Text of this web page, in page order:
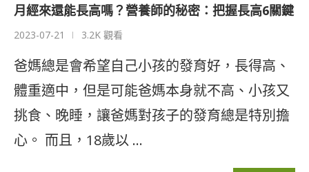
月經來還能長高嗎？營養師的秘密：把握長高6關鍵
2023-07-21 3.2K 觀看
爸媽總是會希望自己小孩的發育好，長得高、
體重適中，但是可能爸媽本身就不高、小孩又
挑食、晚睡，讓爸媽對孩子的發育總是特別擔
心。 而且，18歲以 …